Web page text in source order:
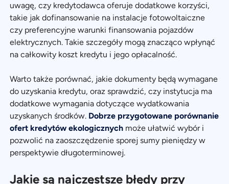
uwagę, czy kredytodawca oferuje dodatkowe korzyści,
takie jak dofinansowanie na instalacje fotowoltaiczne
czy preferencyjne warunki finansowania pojazdów
elektrycznych. Takie szczegóły mogą znacząco wpłynąć
na całkowity koszt kredytu i jego opłacalność.
Warto także porównać, jakie dokumenty będą wymagane
do uzyskania kredytu, oraz sprawdzić, czy instytucja ma
dodatkowe wymagania dotyczące wydatkowania
uzyskanych środków. Dobrze przygotowane porównanie
ofert kredytów ekologicznych może ułatwić wybór i
pozwolić na zaoszczędzenie sporej sumy pieniędzy w
perspektywie długoterminowej.
Jakie są najczęstsze błędy przy